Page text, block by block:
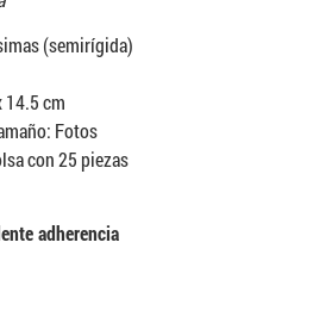
(semirígida)
14.5 cm
Fotos
con 25 piezas
adherencia